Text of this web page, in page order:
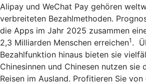
Alipay und WeChat Pay gehören
verbreiteten Bezahlmethoden.
die Apps im Jahr 2025 zusammen
2,3 Milliarden Menschen erreichen1 .
Bezahlfunktion hinaus bieten sie
Chinesinnen und Chinesen nutzen sie
Reisen im Ausland. Profitieren Sie